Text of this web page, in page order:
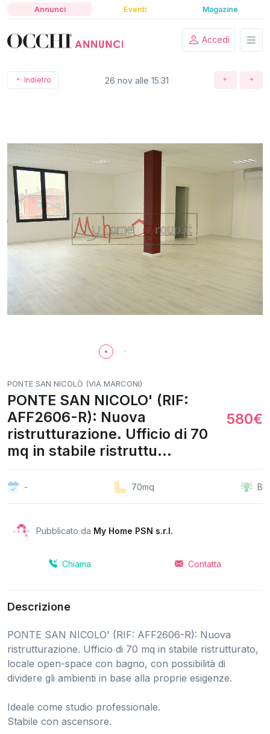
Annunci Eventi Magazine
Accedi
Indietro 26 nov alle 15:31
PONTE SAN NICOLÒ (VIA MARCONI)
PONTE SAN NICOLO' (RIF:
AFF2606-R): Nuova
ristrutturazione. Ufficio di 70
mq in stabile ristruttu...
580€
- 70mq B
Pubblicato da My Home PSN s.r.l.
Chiama Contatta
Descrizione
PONTE SAN NICOLO' (RIF: AFF2606-R): Nuova
ristrutturazione. Ufficio di 70 mq in stabile ristrutturato,
locale open-space con bagno, con possibilità di
dividere gli ambienti in base alla proprie esigenze.
Ideale come studio professionale.
Stabile con ascensore.